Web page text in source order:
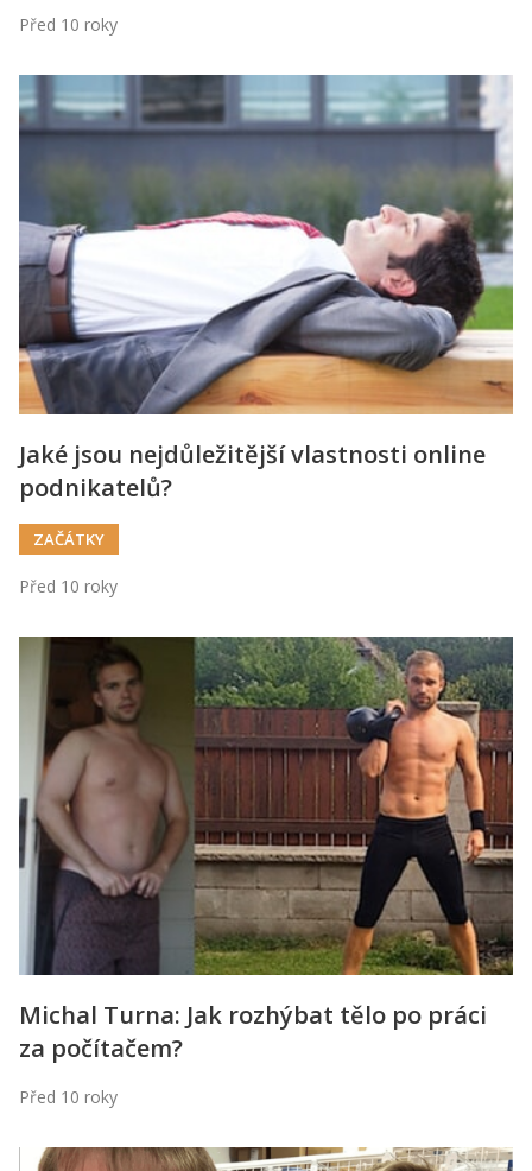
Před 10 roky
Jaké jsou nejdůležitější vlastnosti online
podnikatelů?
ZAČÁTKY
Před 10 roky
Michal Turna: Jak rozhýbat tělo po práci
za počítačem?
Před 10 roky